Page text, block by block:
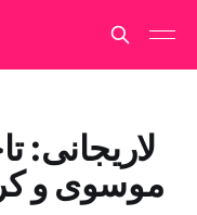
لاریجانی:
موسوی و